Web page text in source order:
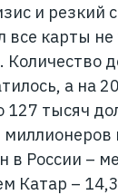
и резкий
карты не
Количество
а на
127 тысяч
в России –
Катар –